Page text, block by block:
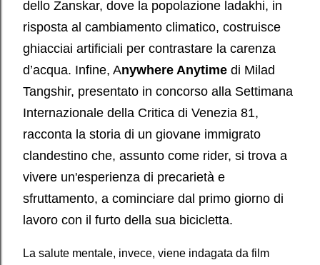
dello Zanskar, dove la popolazione ladakhi, in
risposta al cambiamento climatico, costruisce
ghiacciai artificiali per contrastare la carenza
d’acqua. Infine, Anywhere Anytime di Milad
Tangshir, presentato in concorso alla Settimana
Internazionale della Critica di Venezia 81,
racconta la storia di un giovane immigrato
clandestino che, assunto come rider, si trova a
vivere un'esperienza di precarietà e
sfruttamento, a cominciare dal primo giorno di
lavoro con il furto della sua bicicletta.
La salute mentale, invece, viene indagata da film